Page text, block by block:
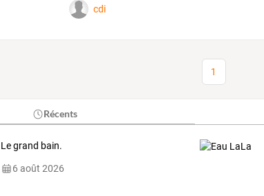
cdi
1
Récents
Le grand bain.
6 août 2026